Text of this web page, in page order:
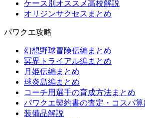
ケース別オススメ高校解説
オリジンサクセスまとめ
パワクエ攻略
幻想野球冒険伝編まとめ
冥界トライアル編まとめ
月姫伝編まとめ
球炎島編まとめ
コーチ用選手の育成方法まとめ
パワクエ契約書の査定・コスパ
装備品解説